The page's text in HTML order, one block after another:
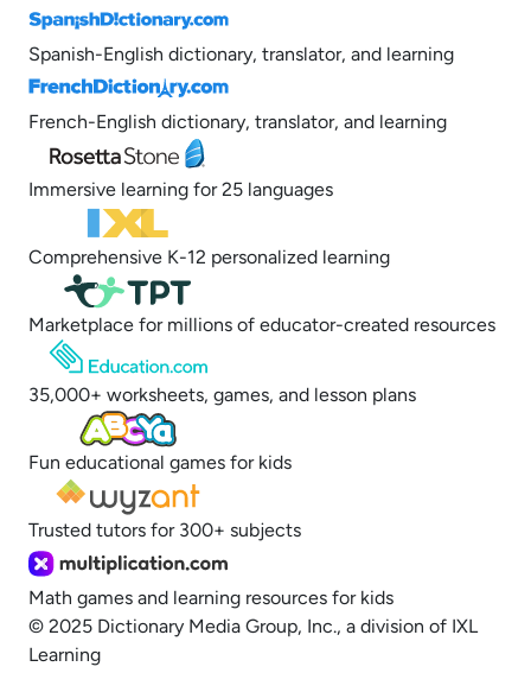
Spanish-English dictionary, translator, and learning
French-English dictionary, translator, and learning
Immersive learning for 25 languages
Comprehensive K-12 personalized learning
Marketplace for millions of educator-created resources
35,000+ worksheets, games, and lesson plans
Fun educational games for kids
Trusted tutors for 300+ subjects
Math games and learning resources for kids
© 2025 Dictionary Media Group, Inc., a division of IXL
Learning